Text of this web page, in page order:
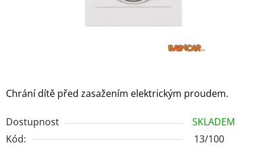
Chrání dítě před zasažením elektrickým proudem.
Dostupnost
SKLADEM
Kód:
13/100